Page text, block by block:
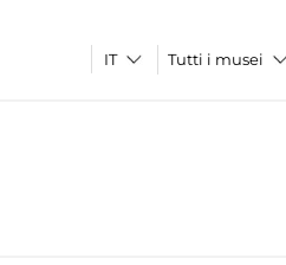
Tutti i musei